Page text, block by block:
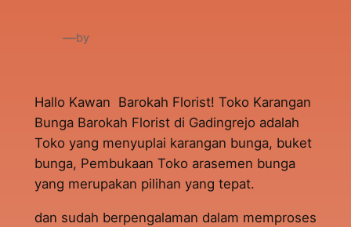
—by
Hallo Kawan Barokah Florist! Toko Karangan
Bunga Barokah Florist di Gadingrejo adalah
Toko yang menyuplai karangan bunga, buket
bunga, Pembukaan Toko arasemen bunga
yang merupakan pilihan yang tepat.
dan sudah berpengalaman dalam memproses